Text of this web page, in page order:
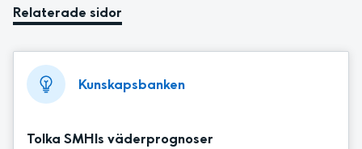
Relaterade sidor
Kunskapsbanken
Tolka SMHIs väderprognoser